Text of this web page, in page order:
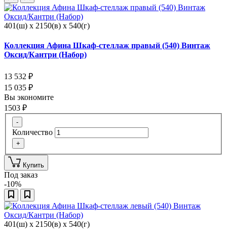
401(ш) x 2150(в) x 540(г)
Коллекция Афина Шкаф-стеллаж правый (540) Винтаж
Оксид/Кантри (Набор)
13 532 ₽
15 035 ₽
Вы экономите
1503 ₽
-
Количество
+
Купить
Под заказ
-10%
401(ш) x 2150(в) x 540(г)